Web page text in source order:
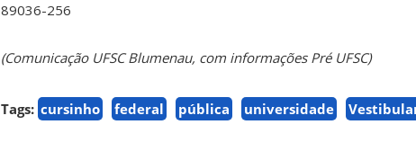
89036-256
(Comunicação UFSC Blumenau, com informações Pré UFSC)
Tags: cursinho federal pública universidade